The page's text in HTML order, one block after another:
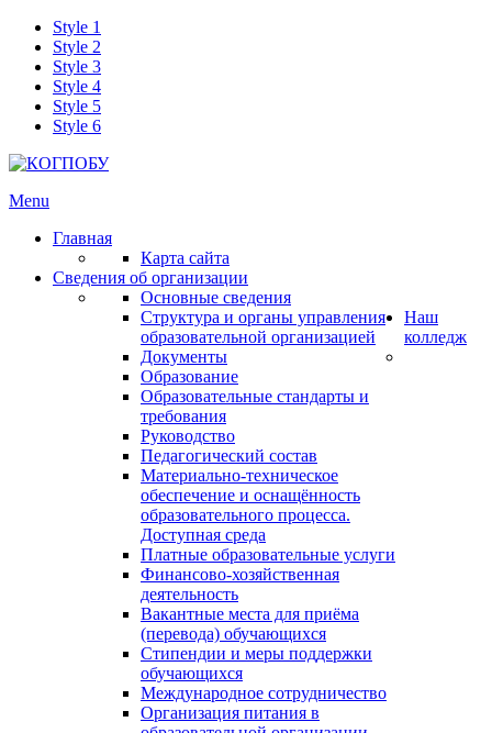
Style 1
Style 2
Style 3
Style 4
Style 5
Style 6
Menu
Главная
Карта сайта
Сведения об организации
Основные сведения
Структура и органы управления
образовательной организацией
Документы
Образование
Образовательные стандарты и
требования
Руководство
Педагогический состав
Материально-техническое
обеспечение и оснащённость
образовательного процесса.
Доступная среда
Платные образовательные услуги
Финансово-хозяйственная
деятельность
Вакантные места для приёма
(перевода) обучающихся
Стипендии и меры поддержки
обучающихся
Международное сотрудничество
Организация питания в
Наш
колледж